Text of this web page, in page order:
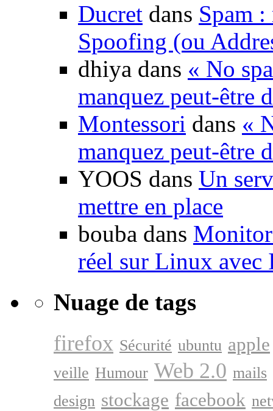
Ducret dans Spam :
Spoofing (ou
dhiya dans « No
manquez peut-être
Montessori dans «
manquez peut-être
YOOS dans Un
mettre en place
bouba dans
réel sur Linux avec
Nuage de tags
firefox Sécurité ubuntu apple
veille Humour Web 2.0 mails
design stockage facebook